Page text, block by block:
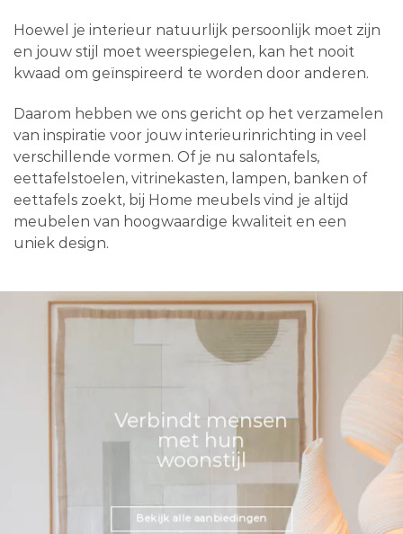
Hoewel je interieur natuurlijk persoonlijk moet zijn
en jouw stijl moet weerspiegelen, kan het nooit
kwaad om geïnspireerd te worden door anderen.
Daarom hebben we ons gericht op het verzamelen
van inspiratie voor jouw interieurinrichting in veel
verschillende vormen. Of je nu salontafels,
eettafelstoelen, vitrinekasten, lampen, banken of
eettafels zoekt, bij Home meubels vind je altijd
meubelen van hoogwaardige kwaliteit en een
uniek design.
Verbindt mensen
met hun
woonstijl
Bekijk alle aanbiedingen